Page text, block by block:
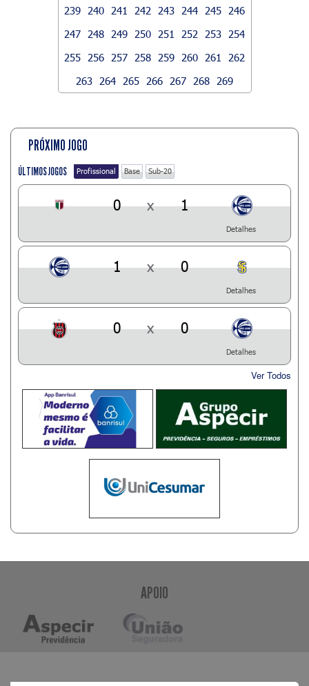
239
240 241 242 243 244 245
246
247
248 249 250 251 252 253
254
255
256 257 258 259 260 261
262
263
264 265 266 267 268 269
PRÓXIMO JOGO
ÚLTIMOS JOGOS Profissional Base Sub-20
0 x 1
Detalhes
1 x 0
Detalhes
0 x 0
Detalhes
Ver Todos
APOIO